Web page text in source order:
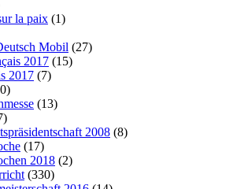
la paix (1)
Mobil (27)
2017 (15)
2017 (7)
(13)
2008 (8)
(17)
2018 (2)
(330)